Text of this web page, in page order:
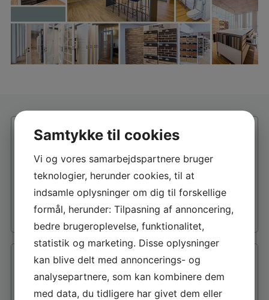
Samtykke til cookies
Vi og vores samarbejdspartnere bruger
teknologier, herunder cookies, til at
indsamle oplysninger om dig til forskellige
formål, herunder: Tilpasning af annoncering,
bedre brugeroplevelse, funktionalitet,
statistik og marketing. Disse oplysninger
kan blive delt med annoncerings- og
analysepartnere, som kan kombinere dem
med data, du tidligere har givet dem eller